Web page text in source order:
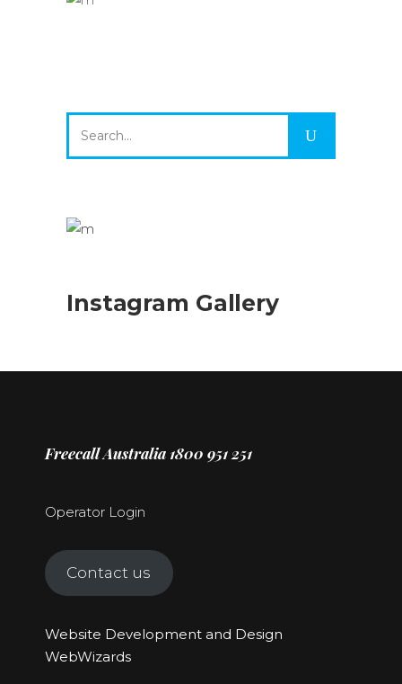
for:
Instagram Gallery
Freecall Australia 1800 951 251
Operator Login
Contact us
Website Development and Design
WebWizards